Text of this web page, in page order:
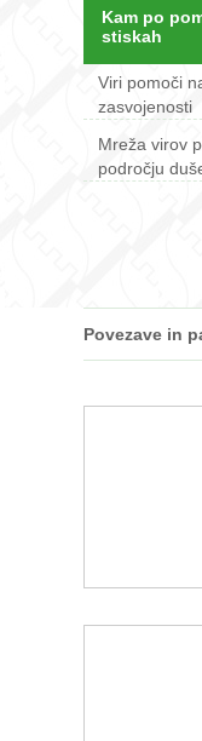
Kam po
stiskah
Viri pomoči
zasvojenosti
Mreža virov
področju
Povezave in